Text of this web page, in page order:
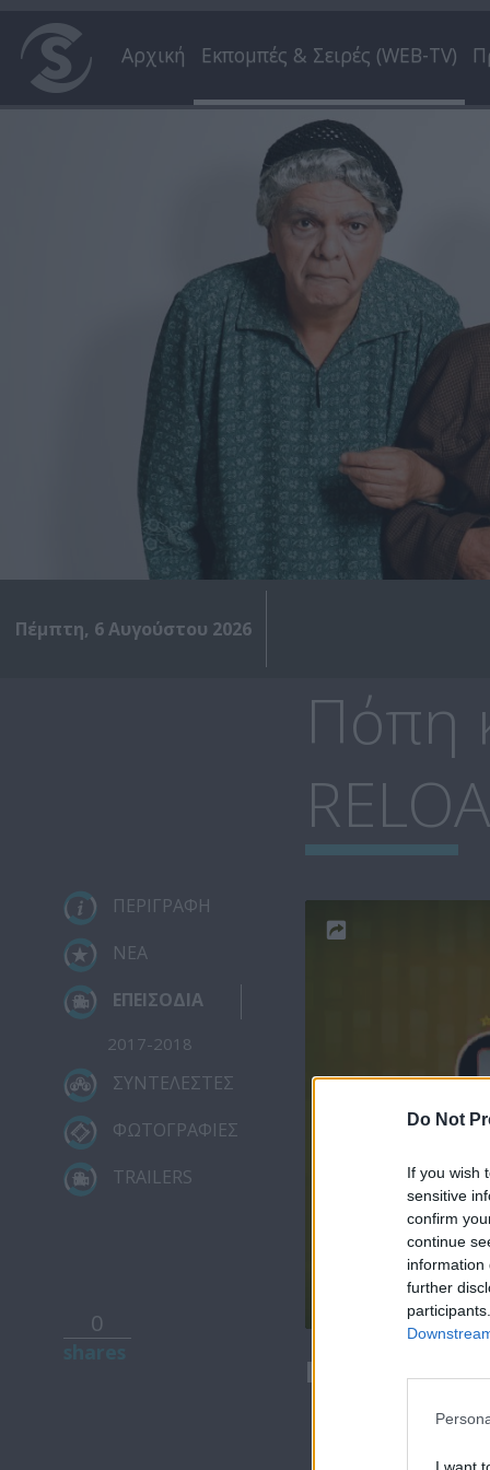
Do Not
If you wish
sensitive
confirm
continue
information
further
I want
Αρχική Εκπομπές & Σειρές (WEB-TV)
Πέμπτη, 6 Αυγούστου 2026
Πόπη
ΠΕΡΙΓΡΑΦΗ
ΝΕΑ
ΕΠΕΙΣΟΔΙΑ
2017-2018
ΣΥΝΤΕΛΕΣΤΕΣ
ΦΩΤΟΓΡΑΦΙΕΣ
TRAILERS
0
00:12
Πόπη και